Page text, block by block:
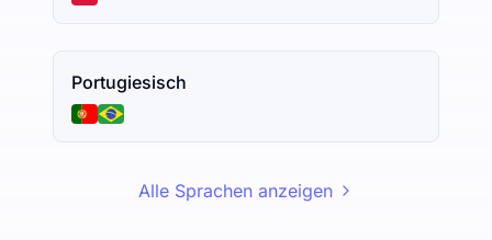
Portugiesisch
Alle Sprachen anzeigen